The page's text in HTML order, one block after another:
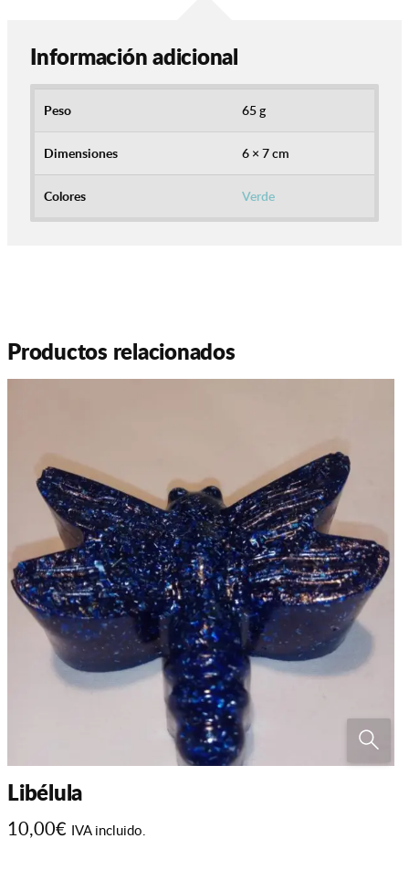
Información adicional
Peso 65 g
Dimensiones 6 × 7 cm
Colores Verde
Productos relacionados
Libélula
10,00€ IVA incluido.